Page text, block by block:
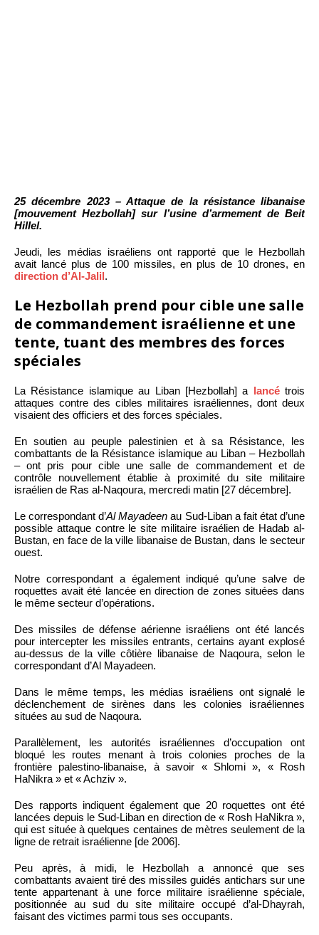
25 décembre 2023 – Attaque de la résistance libanaise
[mouvement Hezbollah] sur l’usine d’armement de Beit
Hillel.
Jeudi, les médias israéliens ont rapporté que le Hezbollah
avait lancé plus de 100 missiles, en plus de 10 drones, en
direction d’Al-Jalil .
Le Hezbollah prend pour cible une salle
de commandement israélienne et une
tente, tuant des membres des forces
spéciales
La Résistance islamique au Liban [Hezbollah] a lancétrois
attaques contre des cibles militaires israéliennes, dont deux
visaient des officiers et des forces spéciales.
En soutien au peuple palestinien et à sa Résistance, les
combattants de la Résistance islamique au Liban – Hezbollah
– ont pris pour cible une salle de commandement et de
contrôle nouvellement établie à proximité du site militaire
israélien de Ras al-Naqoura, mercredi matin [27 décembre].
Le correspondant d’Al Mayadeen au Sud-Liban a fait état d’une
possible attaque contre le site militaire israélien de Hadab al-
Bustan, en face de la ville libanaise de Bustan, dans le secteur
ouest.
Notre correspondant a également indiqué qu’une salve de
roquettes avait été lancée en direction de zones situées dans
le même secteur d’opérations.
Des missiles de défense aérienne israéliens ont été lancés
pour intercepter les missiles entrants, certains ayant explosé
au-dessus de la ville côtière libanaise de Naqoura, selon le
correspondant d’Al Mayadeen.
Dans le même temps, les médias israéliens ont signalé le
déclenchement de sirènes dans les colonies israéliennes
situées au sud de Naqoura.
Parallèlement, les autorités israéliennes d’occupation ont
bloqué les routes menant à trois colonies proches de la
frontière palestino-libanaise, à savoir « Shlomi », « Rosh
HaNikra » et « Achziv ».
Des rapports indiquent également que 20 roquettes ont été
lancées depuis le Sud-Liban en direction de « Rosh HaNikra »,
qui est située à quelques centaines de mètres seulement de la
ligne de retrait israélienne [de 2006].
Peu après, à midi, le Hezbollah a annoncé que ses
combattants avaient tiré des missiles guidés antichars sur une
tente appartenant à une force militaire israélienne spéciale,
positionnée au sud du site militaire occupé d’al-Dhayrah,
faisant des victimes parmi tous ses occupants.